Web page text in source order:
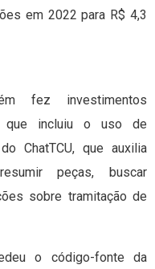
em 2022 para R$ 4,3
fez investimentos
que incluiu o uso de
ChatTCU, que auxilia
peças, buscar
sobre tramitação de
o código-fonte da